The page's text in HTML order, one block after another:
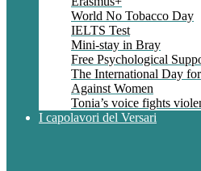
World No Tobacco Day
IELTS Test
Mini-stay in Bray
Free Psychological
The International Day
Against Women
Tonia’s voice fights
I capolavori del Versari